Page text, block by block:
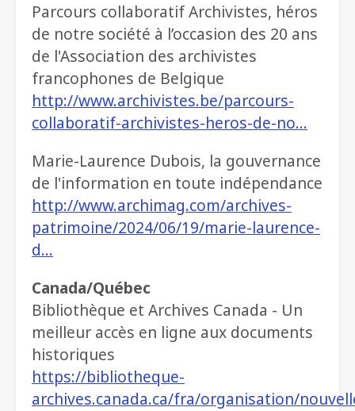
Parcours collaboratif Archivistes, héros
de notre société à l’occasion des 20 ans
de l'Association des archivistes
francophones de Belgique
http://www.archivistes.be/parcours-
collaboratif-archivistes-heros-de-no…
Marie-Laurence Dubois, la gouvernance
de l'information en toute indépendance
http://www.archimag.com/archives-
patrimoine/2024/06/19/marie-laurence-
d…
Canada/Québec
Bibliothèque et Archives Canada - Un
meilleur accès en ligne aux documents
historiques
https://bibliotheque-
archives.canada.ca/fra/organisation/